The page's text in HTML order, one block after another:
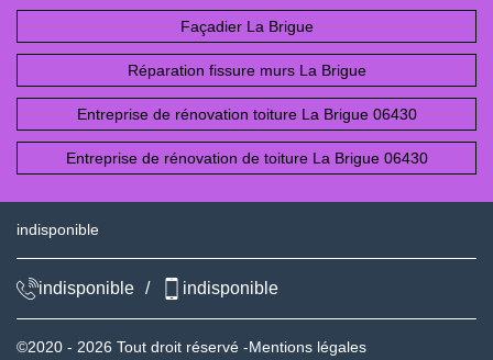
Façadier La Brigue
Réparation fissure murs La Brigue
Entreprise de rénovation toiture La Brigue 06430
Entreprise de rénovation de toiture La Brigue 06430
indisponible
indisponible / indisponible
©2020 - 2026 Tout droit réservé -Mentions légales